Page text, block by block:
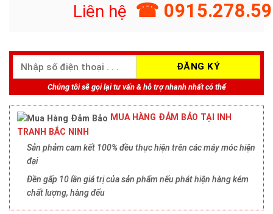
Liên hệ ☎
Chúng tôi sẽ gọi lại tư vấn & hỗ trợ nhanh nhất có thể
MUA HÀNG ĐẢM BẢO TẠI INH
TRANH BẮC NINH
Sản phảm cam kết 100% đều thực hiện trên các máy móc hiện
đại
Đền gấp 10 lần giá trị của sản phẩm nếu phát hiện hàng kém
chất lượng, hàng đểu